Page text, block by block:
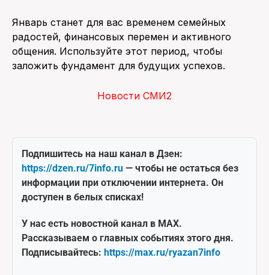
Январь станет для вас временем семейных
радостей, финансовых перемен и активного
общения. Используйте этот период, чтобы
заложить фундамент для будущих успехов.
Новости СМИ2
Подпишитесь на наш канал в Дзен:
https://dzen.ru/7info.ru — чтобы не остаться без
информации при отключении интернета. Он
доступен в белых списках!
У нас есть новостной канал в MAX.
Рассказываем о главных событиях этого дня.
Подписывайтесь: https://max.ru/ryazan7info